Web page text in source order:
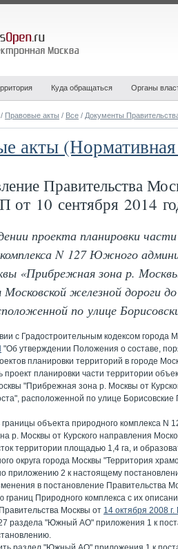
Куда обращаться Органы
/ Правовые акты / Все / Документы
акты
Правительства
10 сентября 2014
проекта планировки
N 127 Южного
«Прибрежная зона р.
Московской железной дороги
по улице
с Градостроительным кодексом
"Об утверждении Положения о составе,
планировки территорий в городе
проект планировки части территории
"Прибрежная зона р. Москвы от
расположенной по улице
объекта природного комплекса N
р. Москвы от Курского направления
территории площадью 1,4 га, и
округа города Москвы "Территория
приложению 2 к настоящему
в постановление Правительства
границ Природного комплекса с их
Москвы от 14 октября 2008
раздела "Южный АО" приложения 1 к